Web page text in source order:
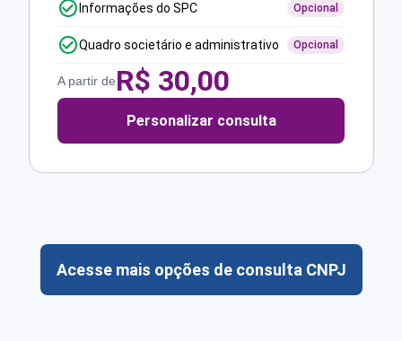
Informações do SPC Opcional
Quadro societário e administrativo Opcional
A partir deR$ 30,00
Personalizar consulta
Acesse mais opções de consulta CNPJ